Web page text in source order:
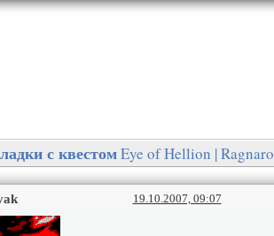
с квестомEye of Hellion |
19.10.2007, 09:07